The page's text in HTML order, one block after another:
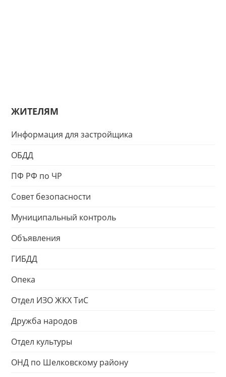
ЖИТЕЛЯМ
Информация для застройщика
ОБДД
ПФ РФ по ЧР
Совет безопасности
Муниципальный контроль
Объявления
ГИБДД
Опека
Отдел ИЗО ЖКХ ТиС
Дружба народов
Отдел культуры
ОНД по Шелковскому району